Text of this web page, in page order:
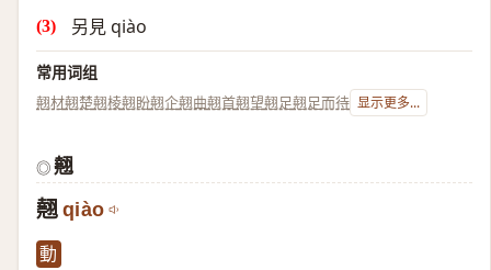
另見 qiào
常用词组
翹材翹楚翹棱翹盼翹企翹曲翹首翹望翹足翹足而待 显示更多...
◎ 翹
翹 qiào
動